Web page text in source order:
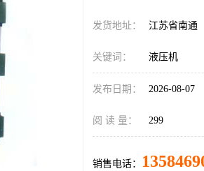
发货地址： 江苏省南通
关键词： 液压机
发布日期： 2026-08-07
阅 读 量： 299
销售电话：